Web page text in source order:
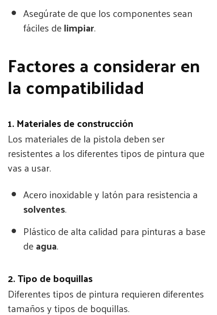
Asegúrate de que los componentes sean
fáciles delimpiar.
Factores a considerar en
la compatibilidad
1. Materiales de construcción
Los materiales de la pistola deben ser
resistentes a los diferentes tipos de pintura que
vas a usar.
Acero inoxidable y latón para resistencia a
solventes.
Plástico de alta calidad para pinturas a base
deagua.
2. Tipo de boquillas
Diferentes tipos de pintura requieren diferentes
tamaños y tipos de boquillas.